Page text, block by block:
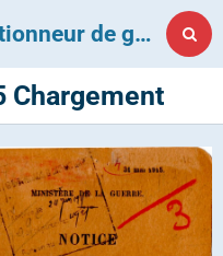
Carnets d'un collectionneur de grenades françaises
Chargement